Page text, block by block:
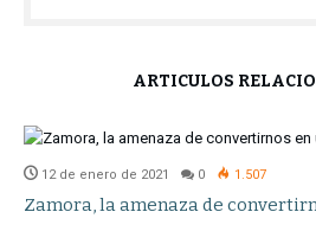
ARTÍCULOS
12 de enero de 2021 0 1.507
Zamora, la amenaza de